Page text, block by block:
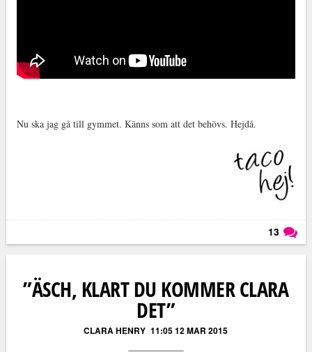
Nu ska jag gå till gymmet. Känns som att det behövs. Hejdå.
13
”ÄSCH, KLART DU KOMMER CLARA
DET”
CLARA HENRY 11:05 12 MAR 2015